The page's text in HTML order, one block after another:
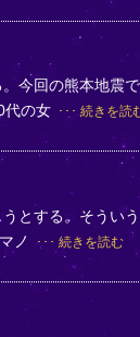
今回の熊本地震
代の女
続きを読
とする。そうい
ノ
続きを読む